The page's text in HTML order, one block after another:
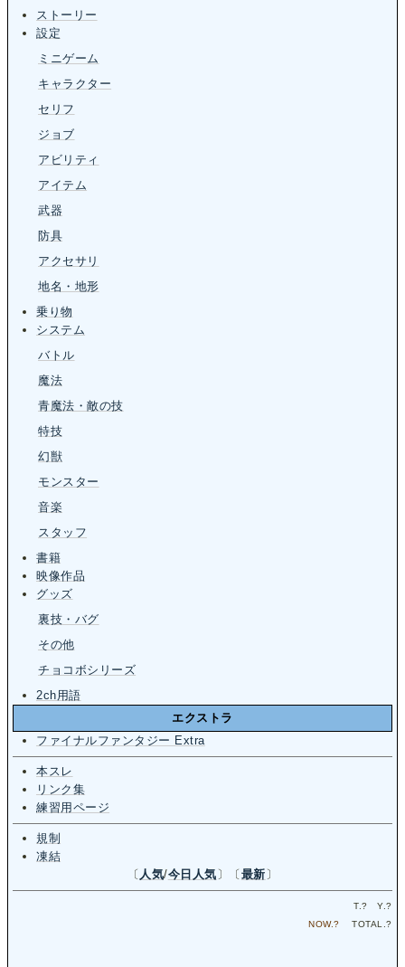
ストーリー
設定
ミニゲーム
キャラクター
セリフ
ジョブ
アビリティ
アイテム
武器
防具
アクセサリ
地名・地形
乗り物
システム
バトル
魔法
青魔法・敵の技
特技
幻獣
モンスター
音楽
スタッフ
書籍
映像作品
グッズ
裏技・バグ
その他
チョコボシリーズ
2ch用語
エクストラ
ファイナルファンタジー Extra
本スレ
リンク集
練習用ページ
規制
凍結
〔 人気/今日人気 〕〔 最新 〕
T.? Y.?
NOW.? TOTAL.?